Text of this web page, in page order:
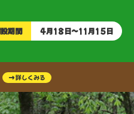
期間 4月18日〜11月15日
→ 詳しくみる